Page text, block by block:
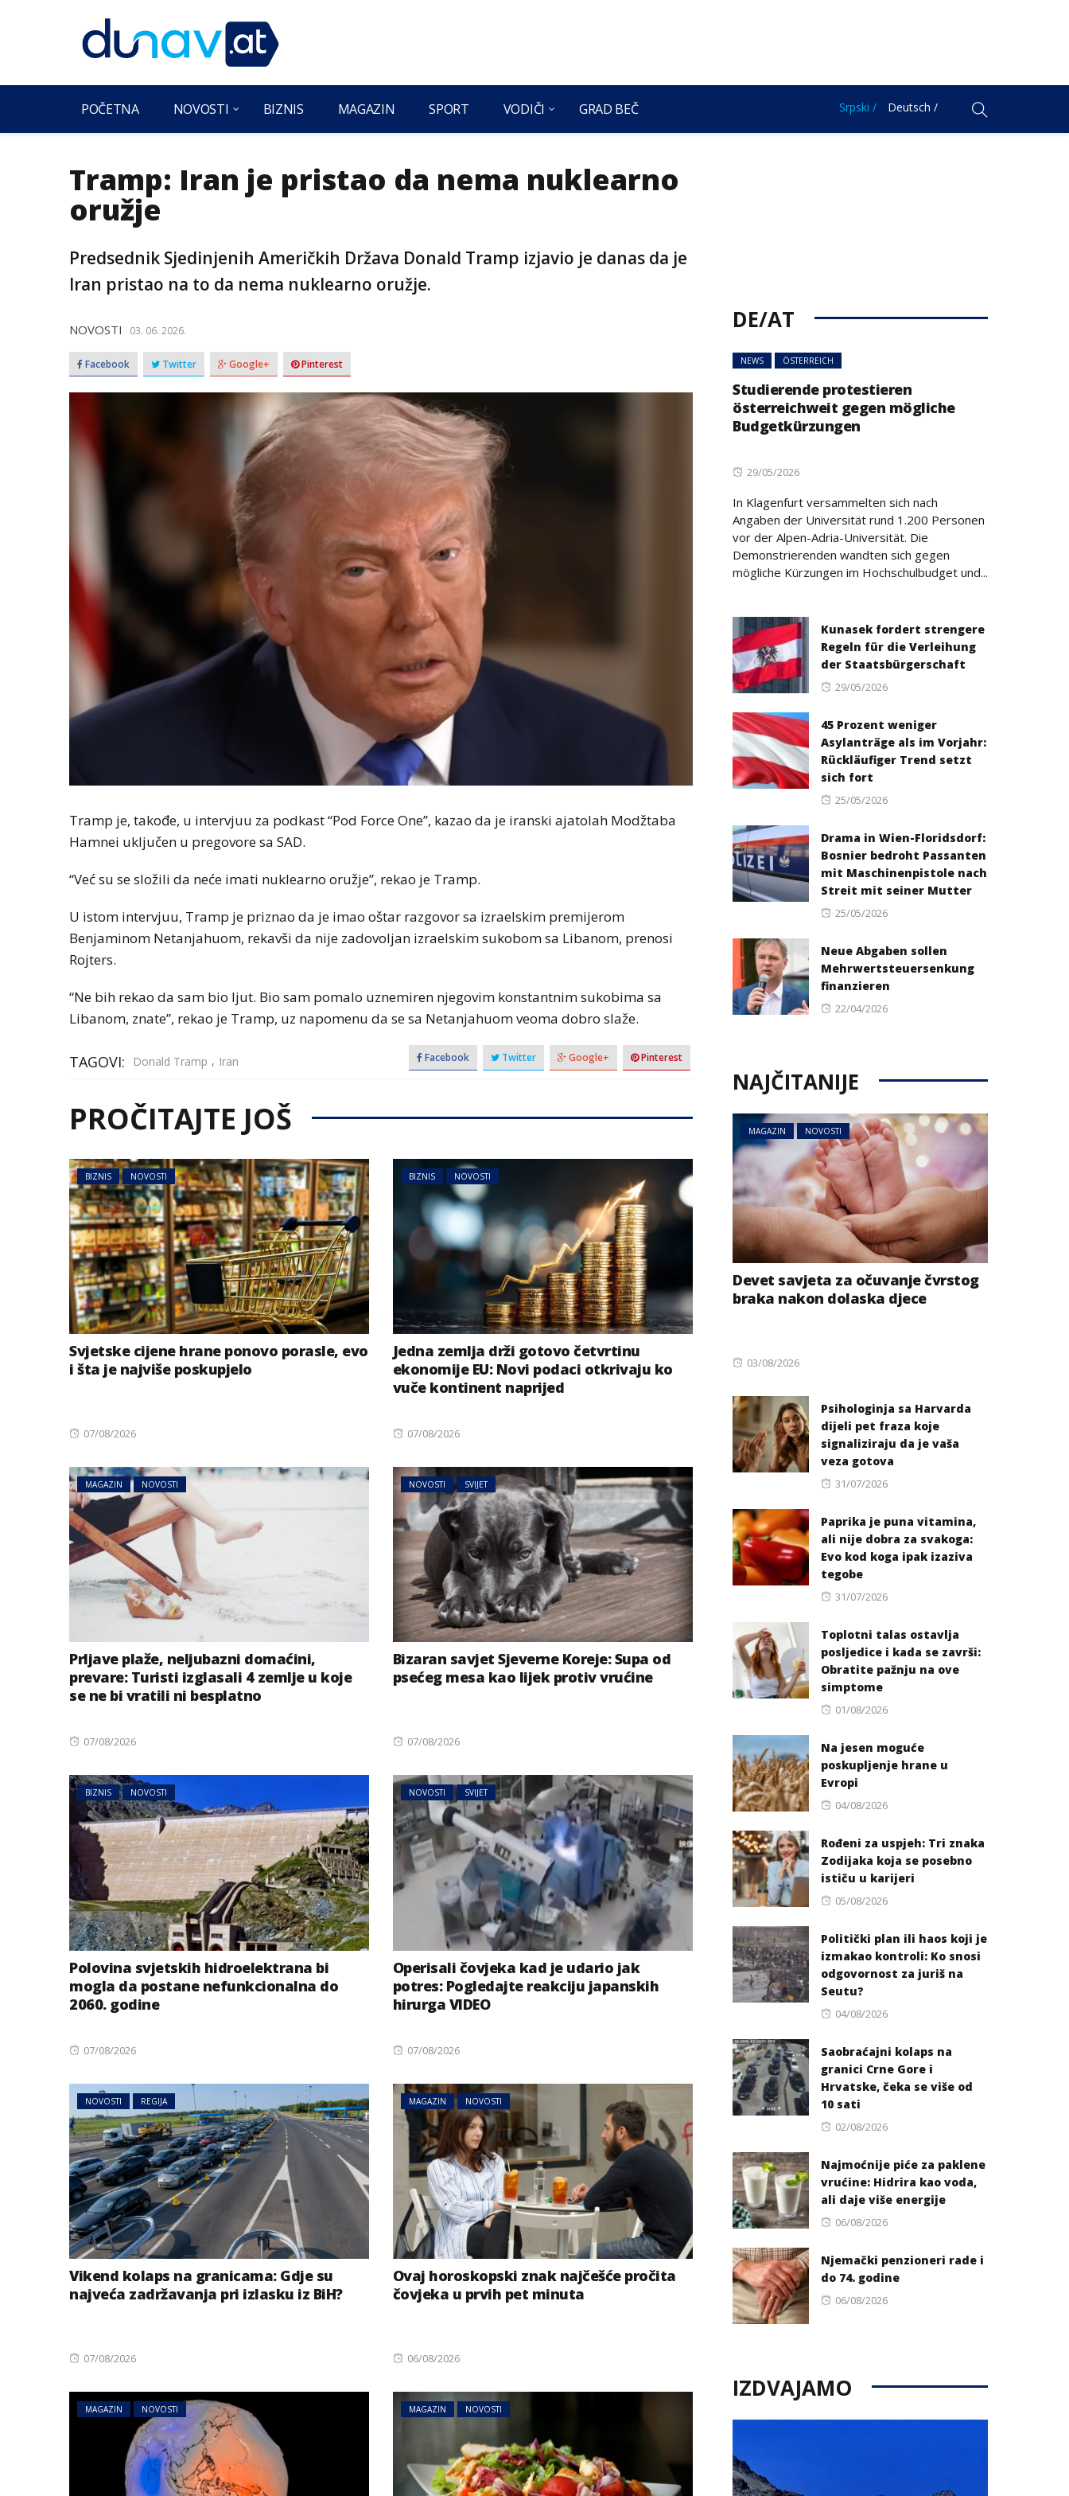
POČETNA NOVOSTI BIZNIS MAGAZIN SPORT VODIČI GRAD BEČ Srpski / Deutsch /
Tramp: Iran je pristao da nema nuklearno
oružje
Predsednik Sjedinjenih Američkih Država Donald Tramp izjavio je danas da je
Iran pristao na to da nema nuklearno oružje.
NOVOSTI 03. 06. 2026.
Facebook Twitter Google+ Pinterest
Tramp je, takođe, u intervjuu za podkast “Pod Force One”, kazao da je iranski ajatolah Modžtaba
Hamnei uključen u pregovore sa SAD.
“Već su se složili da neće imati nuklearno oružje”, rekao je Tramp.
U istom intervjuu, Tramp je priznao da je imao oštar razgovor sa izraelskim premijerom
Benjaminom Netanjahuom, rekavši da nije zadovoljan izraelskim sukobom sa Libanom, prenosi
Rojters.
“Ne bih rekao da sam bio ljut. Bio sam pomalo uznemiren njegovim konstantnim sukobima sa
Libanom, znate”, rekao je Tramp, uz napomenu da se sa Netanjahuom veoma dobro slaže.
TAGOVI: Donald Tramp , Iran Facebook Twitter Google+ Pinterest
PROČITAJTE JOŠ
BIZNIS NOVOSTI
Svjetske cijene hrane ponovo porasle, evo
i šta je najviše poskupjelo
Posted
07/08/2026
BIZNIS NOVOSTI
Jedna zemlja drži gotovo četvrtinu
ekonomije EU: Novi podaci otkrivaju ko
vuče kontinent naprijed
Posted
07/08/2026
MAGAZIN NOVOSTI
Prljave plaže, neljubazni domaćini,
prevare: Turisti izglasali 4 zemlje u koje
se ne bi vratili ni besplatno
Posted
07/08/2026
NOVOSTI SVIJET
Bizaran savjet Sjeverne Koreje: Supa od
psećeg mesa kao lijek protiv vrućine
Posted
07/08/2026
BIZNIS NOVOSTI
Polovina svjetskih hidroelektrana bi
mogla da postane nefunkcionalna do
2060. godine
Posted
07/08/2026
NOVOSTI SVIJET
Operisali čovjeka kad je udario jak
potres: Pogledajte reakciju japanskih
hirurga VIDEO
Posted
07/08/2026
NOVOSTI REGIJA
Vikend kolaps na granicama: Gdje su
najveća zadržavanja pri izlasku iz BiH?
Posted
07/08/2026
MAGAZIN NOVOSTI
Ovaj horoskopski znak najčešće pročita
čovjeka u prvih pet minuta
Posted
06/08/2026
MAGAZIN NOVOSTI MAGAZIN NOVOSTI
DE/AT
NEWS ÖSTERREICH
Studierende protestieren
österreichweit gegen mögliche
Budgetkürzungen
Posted
29/05/2026
In Klagenfurt versammelten sich nach
Angaben der Universität rund 1.200 Personen
vor der Alpen-Adria-Universität. Die
Demonstrierenden wandten sich gegen
mögliche Kürzungen im Hochschulbudget und...
Kunasek fordert strengere
Regeln für die Verleihung
der Staatsbürgerschaft
Posted
29/05/2026
45 Prozent weniger
Asylanträge als im Vorjahr:
Rückläufiger Trend setzt
sich fort
Posted
25/05/2026
Drama in Wien-Floridsdorf:
Bosnier bedroht Passanten
mit Maschinenpistole nach
Streit mit seiner Mutter
Posted
25/05/2026
Neue Abgaben sollen
Mehrwertsteuersenkung
finanzieren
Posted
22/04/2026
NAJČITANIJE
MAGAZIN NOVOSTI
Devet savjeta za očuvanje čvrstog
braka nakon dolaska djece
Posted
03/08/2026
Psihologinja sa Harvarda
dijeli pet fraza koje
signaliziraju da je vaša
veza gotova
Posted
31/07/2026
Paprika je puna vitamina,
ali nije dobra za svakoga:
Evo kod koga ipak izaziva
tegobe
Posted
31/07/2026
Toplotni talas ostavlja
posljedice i kada se završi:
Obratite pažnju na ove
simptome
Posted
01/08/2026
Na jesen moguće
poskupljenje hrane u
Evropi
Posted
04/08/2026
Rođeni za uspjeh: Tri znaka
Zodijaka koja se posebno
ističu u karijeri
Posted
05/08/2026
Politički plan ili haos koji je
izmakao kontroli: Ko snosi
odgovornost za juriš na
Seutu?
Posted
04/08/2026
Saobraćajni kolaps na
granici Crne Gore i
Hrvatske, čeka se više od
10 sati
Posted
02/08/2026
Najmoćnije piće za paklene
vrućine: Hidrira kao voda,
ali daje više energije
Posted
06/08/2026
Njemački penzioneri rade i
do 74. godine
Posted
06/08/2026
IZDVAJAMO